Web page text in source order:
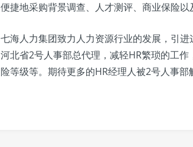
便捷地采购背景调查、人才测评、商业保险以
七海人力集团致力人力资源行业的发展，引
河北省2号人事部总代理，减轻HR繁琐的工
险等级等。期待更多的HR经理人被2号人事部